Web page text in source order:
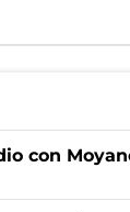
con